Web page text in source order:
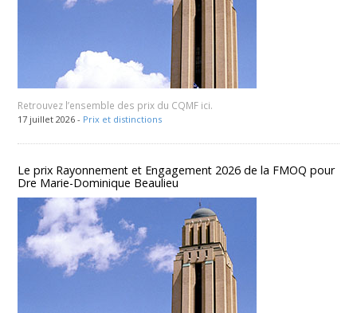
Retrouvez l’ensemble des prix du CQMF ici.
17 juillet 2026 - Prix et distinctions
Le prix Rayonnement et Engagement 2026 de la FMOQ pour
Dre Marie-Dominique Beaulieu